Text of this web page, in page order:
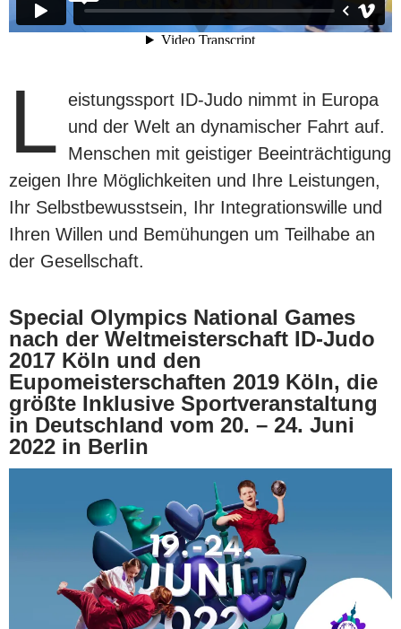
L eistungssport ID-Judo nimmt in Europa
und der Welt an dynamischer Fahrt auf.
Menschen mit geistiger Beeinträchtigung
zeigen Ihre Möglichkeiten und Ihre Leistungen,
Ihr Selbstbewusstsein, Ihr Integrationswille und
Ihren Willen und Bemühungen um Teilhabe an
der Gesellschaft.
Special Olympics National Games
nach der Weltmeisterschaft ID-Judo
2017 Köln und den
Eupomeisterschaften 2019 Köln, die
größte Inklusive Sportveranstaltung
in Deutschland vom 20. – 24. Juni
2022 in Berlin